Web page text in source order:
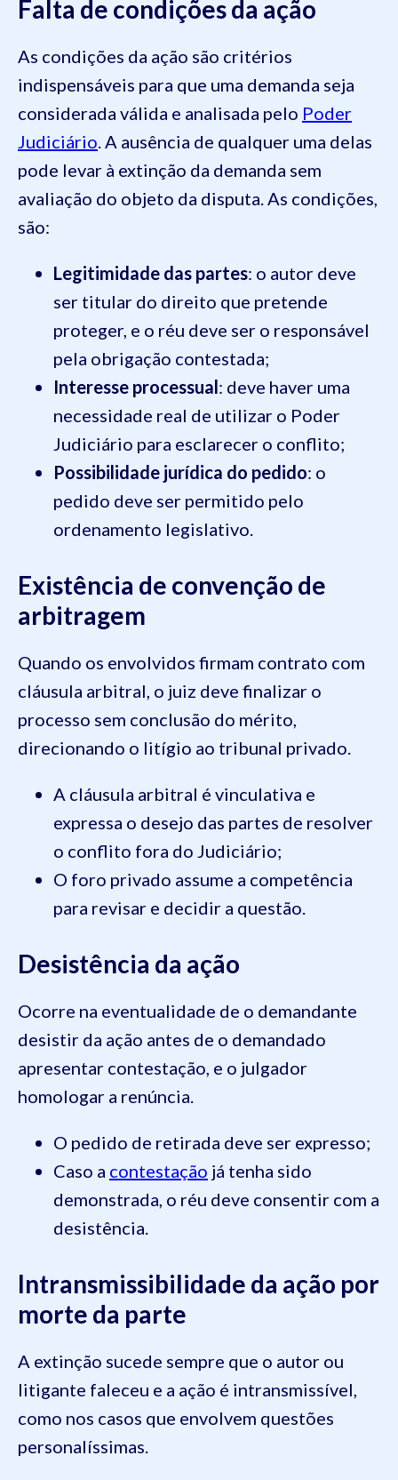
Falta de condições da ação
As condições da ação são critérios
indispensáveis para que uma demanda seja
considerada válida e analisada pelo Poder
Judiciário . A ausência de qualquer uma delas
pode levar à extinção da demanda sem
avaliação do objeto da disputa. As condições,
são:
Legitimidade das partes: o autor deve
ser titular do direito que pretende
proteger, e o réu deve ser o responsável
pela obrigação contestada;
Interesse processual: deve haver uma
necessidade real de utilizar o Poder
Judiciário para esclarecer o conflito;
Possibilidade jurídica do pedido: o
pedido deve ser permitido pelo
ordenamento legislativo.
Existência de convenção de
arbitragem
Quando os envolvidos firmam contrato com
cláusula arbitral, o juiz deve finalizar o
processo sem conclusão do mérito,
direcionando o litígio ao tribunal privado.
A cláusula arbitral é vinculativa e
expressa o desejo das partes de resolver
o conflito fora do Judiciário;
O foro privado assume a competência
para revisar e decidir a questão.
Desistência da ação
Ocorre na eventualidade de o demandante
desistir da ação antes de o demandado
apresentar contestação, e o julgador
homologar a renúncia.
O pedido de retirada deve ser expresso;
Caso a contestação já tenha sido
demonstrada, o réu deve consentir com a
desistência.
Intransmissibilidade da ação por
morte da parte
A extinção sucede sempre que o autor ou
litigante faleceu e a ação é intransmissível,
como nos casos que envolvem questões
personalíssimas.